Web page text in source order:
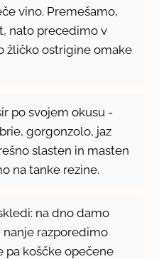
vino. Premešamo,
nato precedimo v
žličko ostrigine omake
po svojem okusu -
gorgonzolo, jaz
slasten in masten
na tanke rezine.
na dno damo
razporedimo
pa koščke opečene